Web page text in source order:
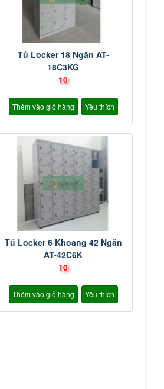
Tủ Locker 18 Ngăn AT-
18C3KG
10
Thêm vào giỏ hàng Yêu thích
Tủ Locker 6 Khoang 42 Ngăn
AT-42C6K
10
Thêm vào giỏ hàng Yêu thích